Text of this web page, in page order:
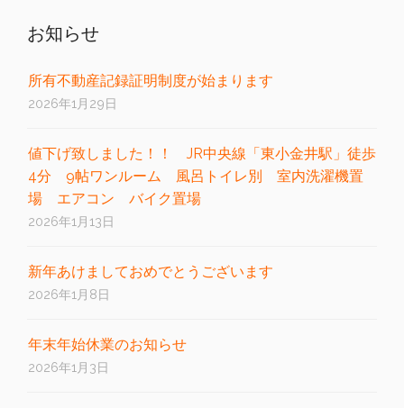
お知らせ
所有不動産記録証明制度が始まります
2026年1月29日
値下げ致しました！！ JR中央線「東小金井駅」徒歩
4分 9帖ワンルーム 風呂トイレ別 室内洗濯機置
場 エアコン バイク置場
2026年1月13日
新年あけましておめでとうございます
2026年1月8日
年末年始休業のお知らせ
2026年1月3日